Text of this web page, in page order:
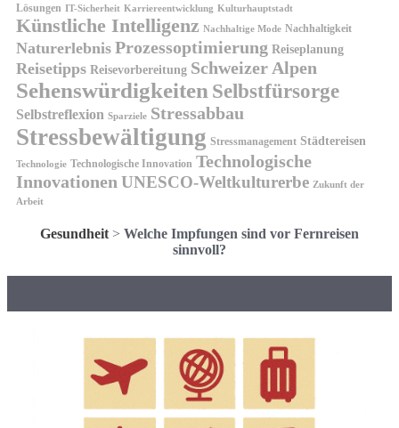
Lösungen IT-Sicherheit Karriereentwicklung Kulturhauptstadt
Künstliche Intelligenz Nachhaltige Mode Nachhaltigkeit
Naturerlebnis Prozessoptimierung Reiseplanung
Reisetipps Reisevorbereitung Schweizer Alpen
Sehenswürdigkeiten Selbstfürsorge
Selbstreflexion Sparziele Stressabbau
Stressbewältigung Stressmanagement Städtereisen
Technologie Technologische Innovation Technologische
Innovationen UNESCO-Weltkulturerbe Zukunft der
Arbeit
Gesundheit > Welche Impfungen sind vor Fernreisen
sinnvoll?